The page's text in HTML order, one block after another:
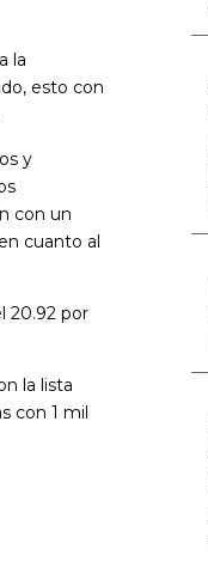
la
esto con
y
con un
cuanto al
20.92 por
la lista
con 1 mil